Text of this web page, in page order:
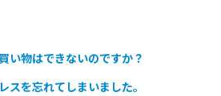
い物はできないのですか？
スを忘れてしまいました。